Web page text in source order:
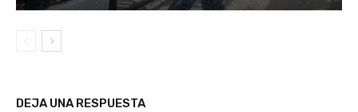
DEJA UNA RESPUESTA